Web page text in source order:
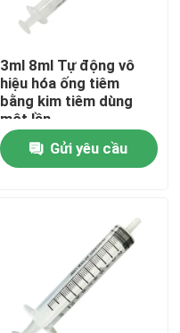
3ml 8ml Tự động vô
hiệu hóa ống tiêm
bằng kim tiêm dùng
một lần
Gửi yêu cầu